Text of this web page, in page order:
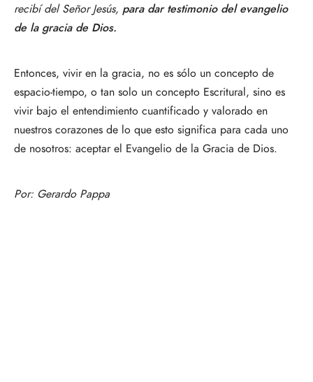
recibí del Señor Jesús, para dar testimonio del evangelio
de la gracia de Dios.
Entonces, vivir en la gracia, no es sólo un concepto de
espacio-tiempo, o tan solo un concepto Escritural, sino es
vivir bajo el entendimiento cuantificado y valorado en
nuestros corazones de lo que esto significa para cada uno
de nosotros: aceptar el Evangelio de la Gracia de Dios.
Por: Gerardo Pappa